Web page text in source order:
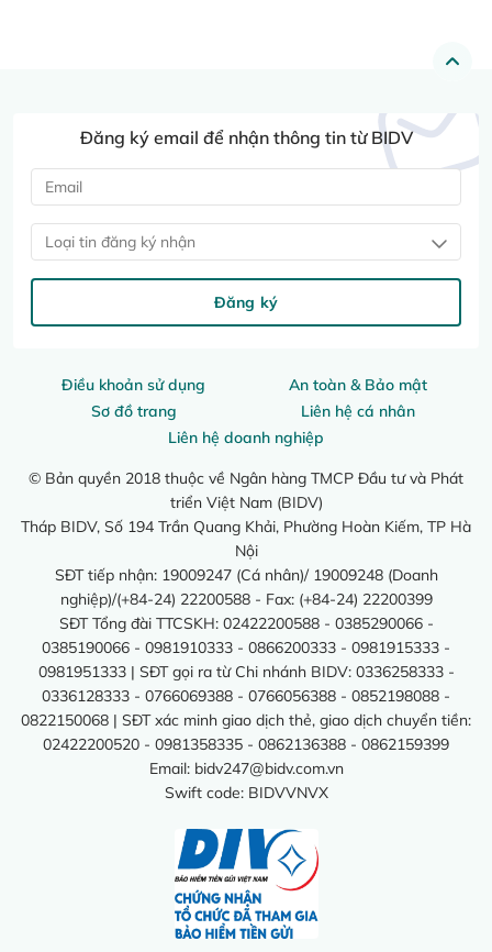
Điều khoản sử dụng
An toàn & Bảo mật
Sơ đồ trang
Liên hệ cá nhân
Liên hệ doanh nghiệp
© Bản quyền 2018 thuộc về Ngân hàng TMCP Đầu tư và Phát
triển Việt Nam (BIDV)
Tháp BIDV, Số 194 Trần Quang Khải, Phường Hoàn Kiếm, TP Hà
Nội
SĐT tiếp nhận: 19009247 (Cá nhân)/ 19009248 (Doanh
nghiệp)/(+84-24) 22200588 - Fax: (+84-24) 22200399
SĐT Tổng đài TTCSKH: 02422200588 - 0385290066 -
0385190066 - 0981910333 - 0866200333 - 0981915333 -
0981951333 | SĐT gọi ra từ Chi nhánh BIDV: 0336258333 -
0336128333 - 0766069388 - 0766056388 - 0852198088 -
0822150068 | SĐT xác minh giao dịch thẻ, giao dịch chuyển tiền:
02422200520 - 0981358335 - 0862136388 - 0862159399
Email: bidv247@bidv.com.vn
Swift code: BIDVVNVX
Đăng ký email để nhận thông tin từ BIDV
Loại tin đăng ký nhận
Đăng ký